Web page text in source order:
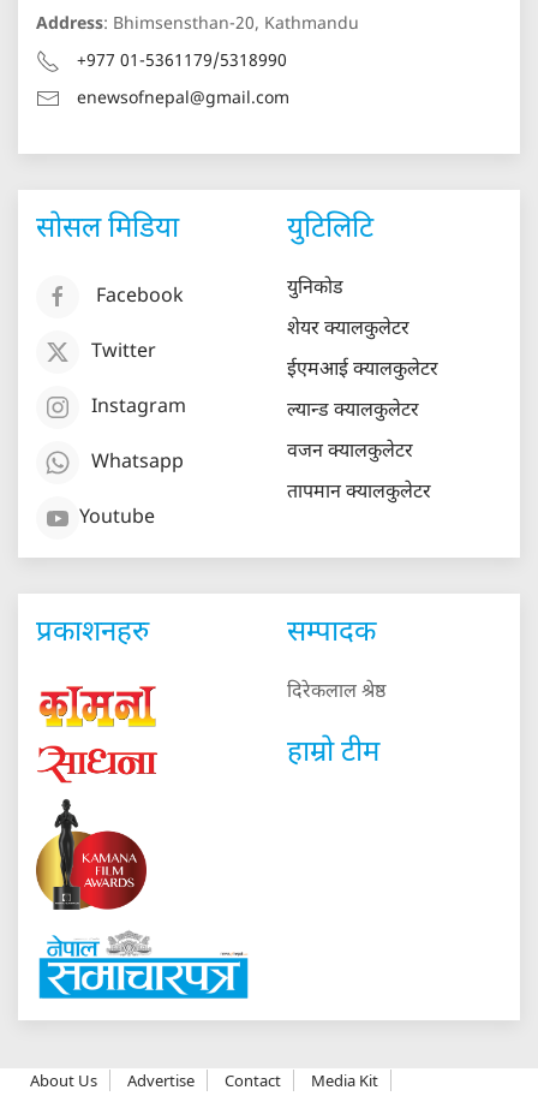
Address: Bhimsensthan-20, Kathmandu
+977 01-5361179/5318990
enewsofnepal@gmail.com
सोसल मिडिया
Facebook
Twitter
Instagram
Whatsapp
Youtube
युटिलिटि
युनिकोड
शेयर क्यालकुलेटर
ईएमआई क्यालकुलेटर
ल्यान्ड क्यालकुलेटर
वजन क्यालकुलेटर
तापमान क्यालकुलेटर
प्रकाशनहरु सम्पादक
दिरेकलाल श्रेष्ठ
हाम्रो टीम
About Us Advertise Contact Media Kit